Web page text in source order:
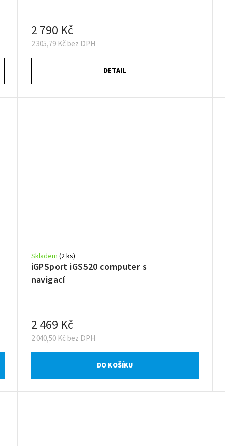
2 305,79 Kč bez DPH
2 790 Kč
DETAIL
iGPSport iGS520 computer s
navigací
Skladem (2 ks)
2 040,50 Kč bez DPH
2 469 Kč
DO KOŠÍKU